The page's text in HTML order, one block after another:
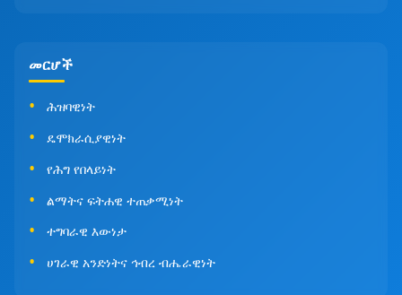
መርሆች
ሕዝባዊነት
ዴሞክራሲያዊነት
የሕግ የበላይነት
ልማትና ፍትሐዊ ተጠቃሚነት
ተግባራዊ እውነታ
ሀገራዊ አንድነትና ኅብረ ብሔራዊነት